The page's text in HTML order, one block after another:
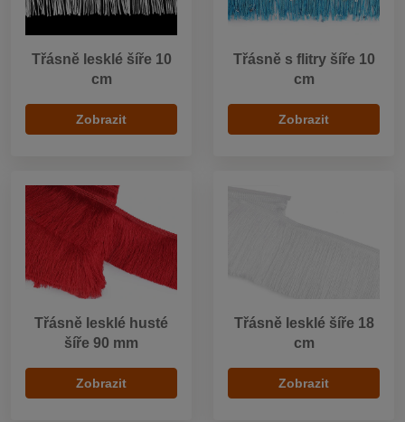
Třásně lesklé šíře 10
cm
Zobrazit
Třásně s flitry šíře 10
cm
Zobrazit
Třásně lesklé husté
šíře 90 mm
Zobrazit
Třásně lesklé šíře 18
cm
Zobrazit